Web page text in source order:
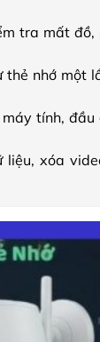
tra mất
nhớ một
tính,
xóa